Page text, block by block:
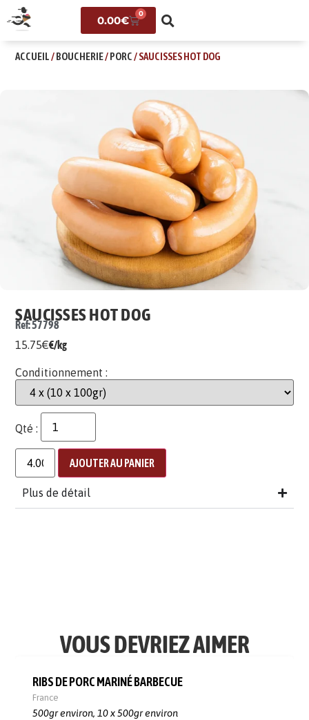
0.00€
0
ACCUEIL/BOUCHERIE/PORC/ SAUCISSES HOT DOG
SAUCISSES HOT DOG
Ref: 57798
15.75€€/kg
Conditionnement :
Qté :
AJOUTER AU PANIER
Plus de détail
VOUS DEVRIEZ AIMER
RIBS DE PORC MARINÉ BARBECUE
France
500gr environ,10 x 500gr environ